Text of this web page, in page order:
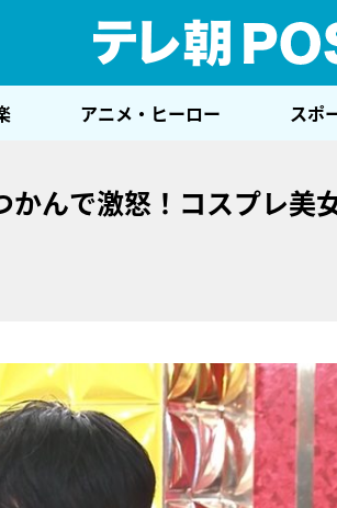
アニメ・ヒーロー スポ
んで激怒！コスプレ美